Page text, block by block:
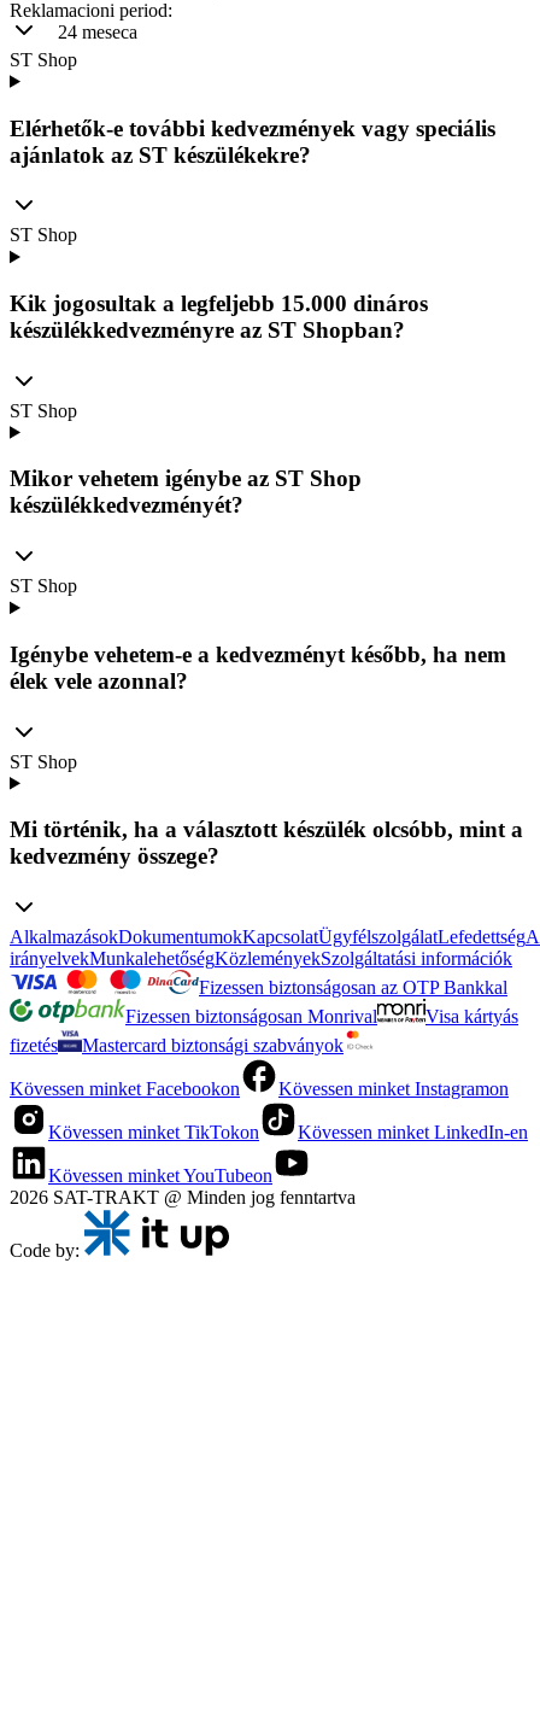
Reklamacioni period:
24 meseca
ST Shop
Elérhetők-e további kedvezmények vagy speciális
ajánlatok az ST készülékekre?
ST Shop
Kik jogosultak a legfeljebb 15.000 dináros
készülékkedvezményre az ST Shopban?
ST Shop
Mikor vehetem igénybe az ST Shop
készülékkedvezményét?
ST Shop
Igénybe vehetem-e a kedvezményt később, ha nem
élek vele azonnal?
ST Shop
Mi történik, ha a választott készülék olcsóbb, mint a
kedvezmény összege?
AlkalmazásokDokumentumokKapcsolatÜgyfélszolgálatLefedettség
irányelvekMunkalehetőségKözleményekSzolgáltatási információk
Fizessen biztonságosan az OTP Bankkal
Fizessen biztonságosan Monrival
Visa kártyás
fizetés
Mastercard biztonsági szabványok
Kövessen minket Facebookon Kövessen minket Instagramon
Kövessen minket TikTokon Kövessen minket LinkedIn-en
Kövessen minket YouTubeon
2026 SAT-TRAKT @ Minden jog fenntartva
Code by: